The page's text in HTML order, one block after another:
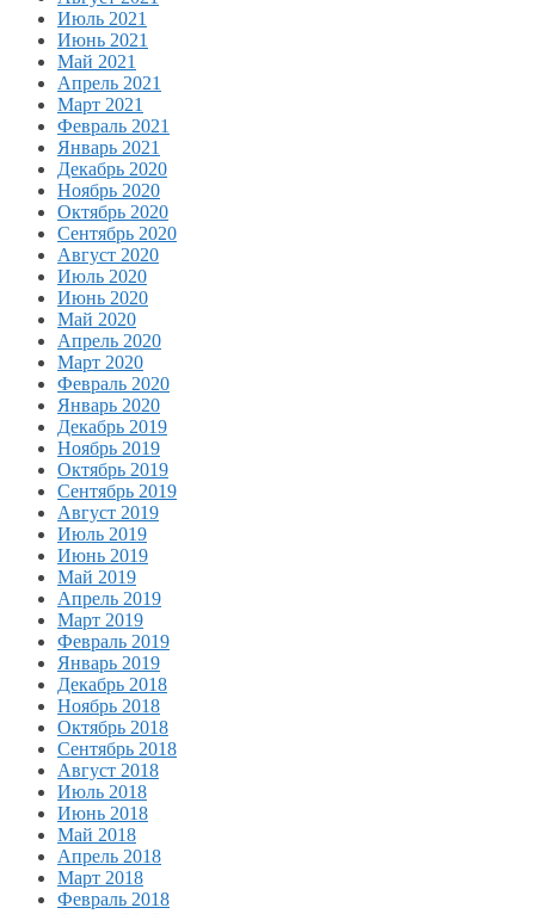
Июль 2021
Июнь 2021
Май 2021
Апрель 2021
Март 2021
Февраль 2021
Январь 2021
Декабрь 2020
Ноябрь 2020
Октябрь 2020
Сентябрь 2020
Август 2020
Июль 2020
Июнь 2020
Май 2020
Апрель 2020
Март 2020
Февраль 2020
Январь 2020
Декабрь 2019
Ноябрь 2019
Октябрь 2019
Сентябрь 2019
Август 2019
Июль 2019
Июнь 2019
Май 2019
Апрель 2019
Март 2019
Февраль 2019
Январь 2019
Декабрь 2018
Ноябрь 2018
Октябрь 2018
Сентябрь 2018
Август 2018
Июль 2018
Июнь 2018
Май 2018
Апрель 2018
Март 2018
Февраль 2018